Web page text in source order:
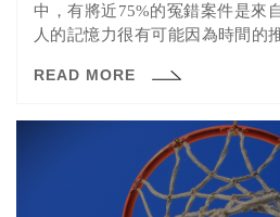
中，有將近75%的冤錯案件是來
人的記憶力很有可能因為時間的
READ MORE